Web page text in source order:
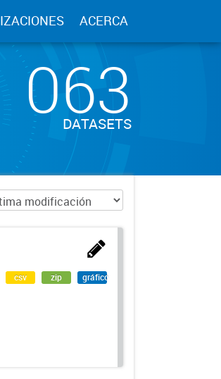
ACERCA
063
DATASETS
csv zip gráfico